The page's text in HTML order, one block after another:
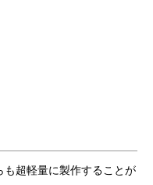
も超軽量に製作することが